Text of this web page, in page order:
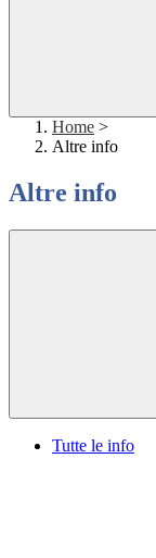
Home >
Altre info
Altre info
Tutte le info